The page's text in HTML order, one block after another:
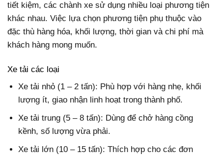
tiết kiệm, các chành xe sử dụng nhiều loại phương tiện
khác nhau. Việc lựa chọn phương tiện phụ thuộc vào
đặc thù hàng hóa, khối lượng, thời gian và chi phí mà
khách hàng mong muốn.
Xe tải các loại
Xe tải nhỏ (1 – 2 tấn): Phù hợp với hàng nhẹ, khối
lượng ít, giao nhận linh hoạt trong thành phố.
Xe tải trung (5 – 8 tấn): Dùng để chở hàng cồng
kềnh, số lượng vừa phải.
Xe tải lớn (10 – 15 tấn): Thích hợp cho các đơn